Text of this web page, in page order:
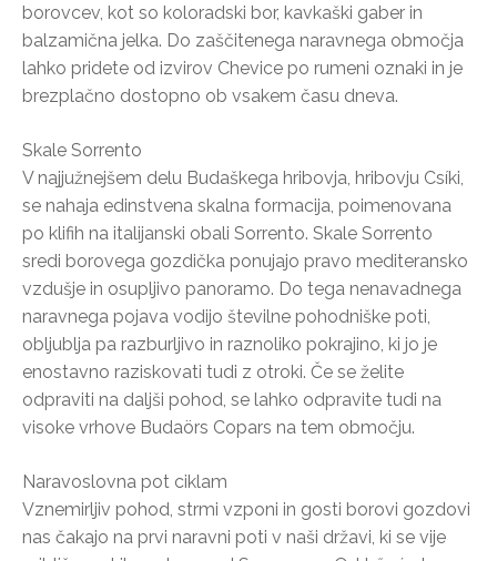
borovcev, kot so koloradski bor, kavkaški gaber in
balzamična jelka. Do zaščitenega naravnega območja
lahko pridete od izvirov Chevice po rumeni oznaki in je
brezplačno dostopno ob vsakem času dneva.
Skale Sorrento
V najjužnejšem delu Budaškega hribovja, hribovju Csíki,
se nahaja edinstvena skalna formacija, poimenovana
po klifih na italijanski obali Sorrento. Skale Sorrento
sredi borovega gozdička ponujajo pravo mediteransko
vzdušje in osupljivo panoramo. Do tega nenavadnega
naravnega pojava vodijo številne pohodniške poti,
obljublja pa razburljivo in raznoliko pokrajino, ki jo je
enostavno raziskovati tudi z otroki. Če se želite
odpraviti na daljši pohod, se lahko odpravite tudi na
visoke vrhove Budaörs Copars na tem območju.
Naravoslovna pot ciklam
Vznemirljiv pohod, strmi vzponi in gosti borovi gozdovi
nas čakajo na prvi naravni poti v naši državi, ki se vije